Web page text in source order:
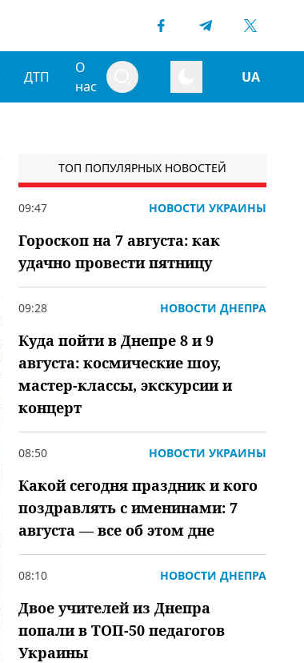
ДТП
О
нас
UA
ТОП ПОПУЛЯРНЫХ НОВОСТЕЙ
09:47 НОВОСТИ УКРАИНЫ
Гороскоп на 7 августа: как
удачно провести пятницу
09:28 НОВОСТИ ДНЕПРА
Куда пойти в Днепре 8 и 9
августа: космические шоу,
мастер-классы, экскурсии и
концерт
08:50 НОВОСТИ УКРАИНЫ
Какой сегодня праздник и кого
поздравлять с именинами: 7
августа — все об этом дне
08:10 НОВОСТИ ДНЕПРА
Двое учителей из Днепра
попали в ТОП-50 педагогов
Украины